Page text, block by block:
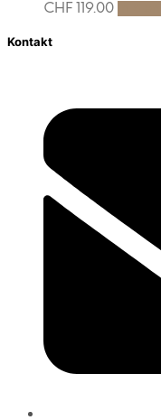
CHF 119.00
Kontakt